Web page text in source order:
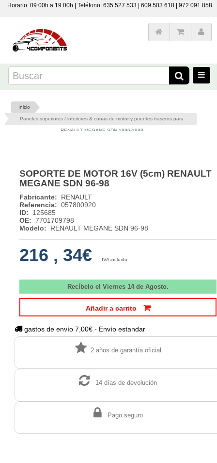
Horario: 09:00h a 19:00h | Teléfono: 635 527 533 | 609 503 618 | 972 091 858
Inicio
Paneles superiores / inferiores & cunas de motor y puentes traseros para
RENAULT MEGANE SDN 1996-1998
SOPORTE DE MOTOR 16V (5cm) RENAULT
MEGANE SDN 96-98
Fabricante:
RENAULT
Referencia: 057800920
ID:
125685
OE: 7701709798
Modelo:
RENAULT MEGANE SDN 96-98
216 , 34€ IVA incluido
Recíbelo el Viernes 14 de Agosto.
Añadir a carrito
gastos de envío 7,00€ - Envío estandar
2 años de garantía oficial
14 días de devolución
Pago seguro